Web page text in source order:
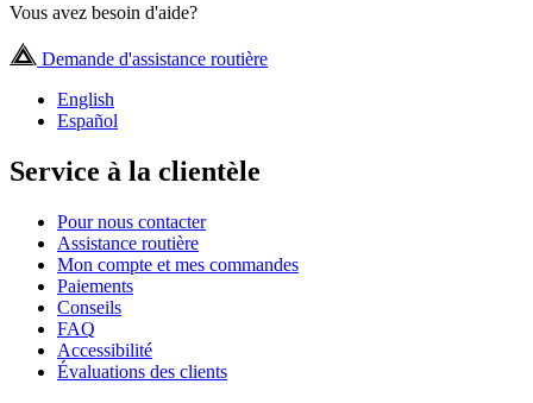
Vous avez besoin d'aide?
Demande d'assistance routière
English
Español
Service à la clientèle
Pour nous contacter
Assistance routière
Mon compte et mes commandes
Paiements
Conseils
FAQ
Accessibilité
Évaluations des clients